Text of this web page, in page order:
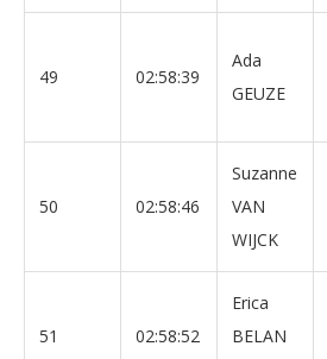
49 02:58:39
Ada
GEUZE
50 02:58:46
Suzanne
VAN
WIJCK
51 02:58:52
Erica
BELAN